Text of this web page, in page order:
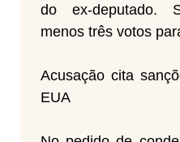
do ex-deputado.
menos três votos
Acusação cita
EUA